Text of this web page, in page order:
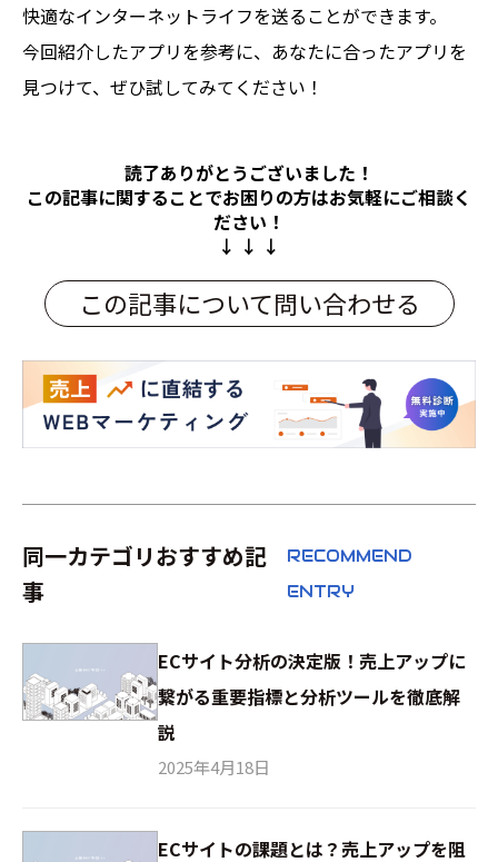
快適なインターネットライフを送ることができます。
今回紹介したアプリを参考に、あなたに合ったアプリを
見つけて、ぜひ試してみてください！
読了ありがとうございました！
この記事に関することでお困りの方はお気軽にご相談く
ださい！
↓ ↓ ↓
この記事について問い合わせる
同一カテゴリおすすめ記
事
RECOMMEND
ENTRY
ECサイト分析の決定版！売上アップに
繋がる重要指標と分析ツールを徹底解
説
2025年4月18日
ECサイトの課題とは？売上アップを阻